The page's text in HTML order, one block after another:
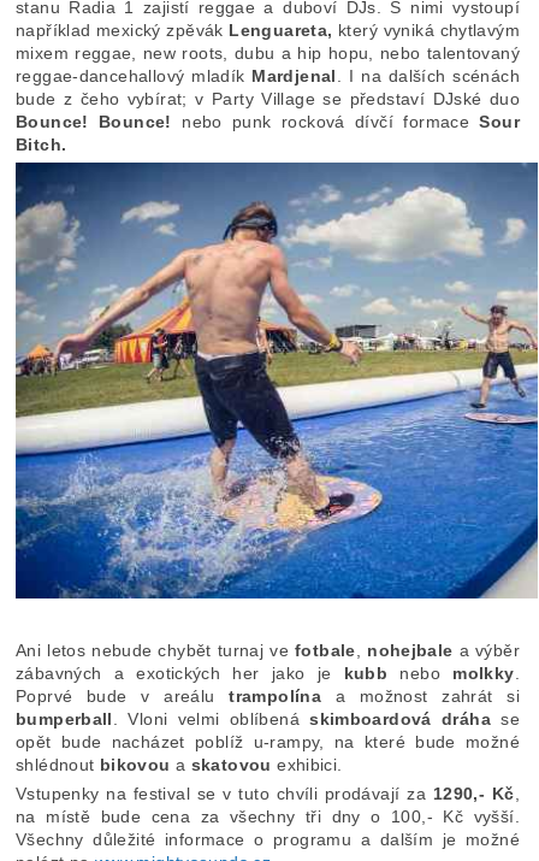
stanu Radia 1 zajistí reggae a duboví DJs. S nimi vystoupí
například mexický zpěvák Lenguareta, který vyniká chytlavým
mixem reggae, new roots, dubu a hip hopu, nebo talentovaný
reggae-dancehallový mladík Mardjenal. I na dalších scénách
bude z čeho vybírat; v Party Village se představí DJské duo
Bounce! Bounce! nebo punk rocková dívčí formace Sour
Bitch.
Ani letos nebude chybět turnaj ve fotbale, nohejbale a výběr
zábavných a exotických her jako je kubb nebo molkky.
Poprvé bude v areálutrampolína a možnost zahrát si
bumperball. Vloni velmi oblíbenáskimboardová dráhase
opět bude nacházet poblíž u-rampy, na které bude možné
shlédnout bikovou a skatovou exhibici.
Vstupenky na festival se v tuto chvíli prodávají za 1290,- Kč,
na místě bude cena za všechny tři dny o 100,- Kč vyšší.
Všechny důležité informace o programu a dalším je možné